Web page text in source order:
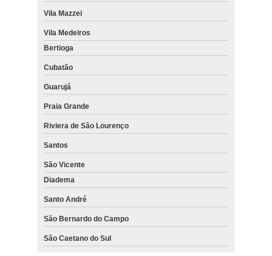
Vila Mazzei
Vila Medeiros
Bertioga
Cubatão
Guarujá
Praia Grande
Riviera de São Lourenço
Santos
São Vicente
Diadema
Santo André
São Bernardo do Campo
São Caetano do Sul